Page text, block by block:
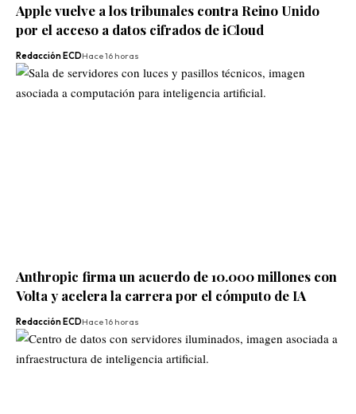
Apple vuelve a los tribunales contra Reino Unido
por el acceso a datos cifrados de iCloud
Redacción ECDHace 16 horas
Anthropic firma un acuerdo de 10.000 millones con
Volta y acelera la carrera por el cómputo de IA
Redacción ECDHace 16 horas